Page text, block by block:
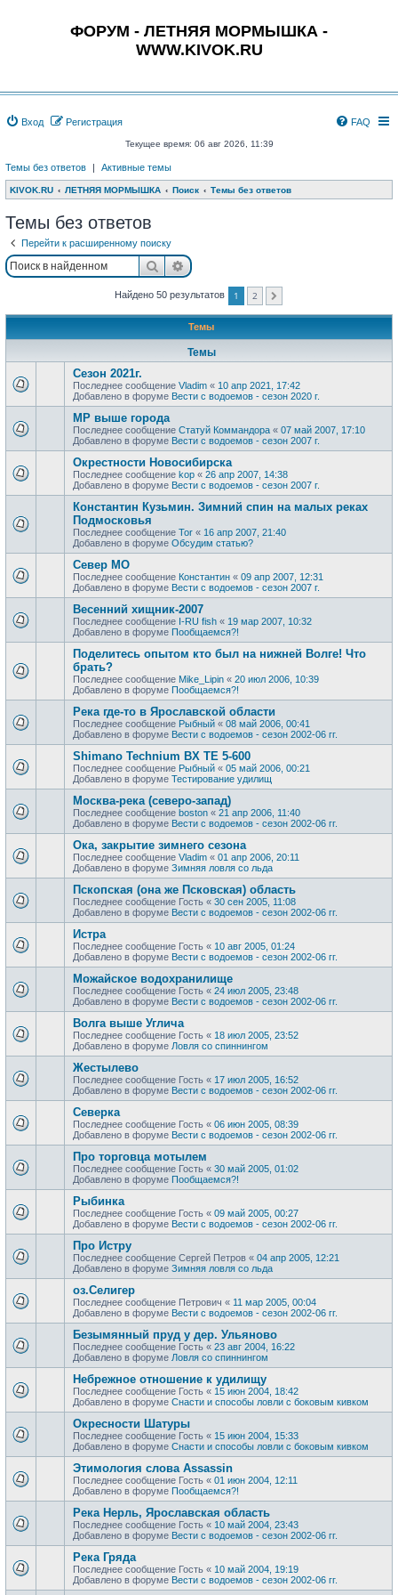
ФОРУМ - ЛЕТНЯЯ МОРМЫШКА -
WWW.KIVOK.RU
Вход Регистрация FAQ
Текущее время: 06 авг 2026, 11:39
Темы без ответов | Активные темы
KIVOK.RU ЛЕТНЯЯ МОРМЫШКА Поиск Темы без ответов
Темы без ответов
Перейти к расширенному поиску
ПоискРасширенный поиск
Найдено 50 результатов 1 2
Темы
Темы
Сезон 2021г.
Последнее сообщение Vladim « 10 апр 2021, 17:42
Добавлено в форуме Вести с водоемов - сезон 2020 г.
МР выше города
Последнее сообщение Статуй Коммандора « 07 май 2007, 17:10
Добавлено в форуме Вести с водоемов - сезон 2007 г.
Окрестности Новосибирска
Последнее сообщение kop « 26 апр 2007, 14:38
Добавлено в форуме Вести с водоемов - сезон 2007 г.
Константин Кузьмин. Зимний спин на малых реках
Подмосковья
Последнее сообщение Tor « 16 апр 2007, 21:40
Добавлено в форуме Обсудим статью?
Север МО
Последнее сообщение Константин « 09 апр 2007, 12:31
Добавлено в форуме Вести с водоемов - сезон 2007 г.
Весенний хищник-2007
Последнее сообщение I-RU fish « 19 мар 2007, 10:32
Добавлено в форуме Пообщаемся?!
Поделитесь опытом кто был на нижней Волге! Что
брать?
Последнее сообщение Mike_Lipin « 20 июл 2006, 10:39
Добавлено в форуме Пообщаемся?!
Река где-то в Ярославской области
Последнее сообщение Рыбный « 08 май 2006, 00:41
Добавлено в форуме Вести с водоемов - сезон 2002-06 гг.
Shimano Technium BX TE 5-600
Последнее сообщение Рыбный « 05 май 2006, 00:21
Добавлено в форуме Тестирование удилищ
Москва-река (северо-запад)
Последнее сообщение boston « 21 апр 2006, 11:40
Добавлено в форуме Вести с водоемов - сезон 2002-06 гг.
Ока, закрытие зимнего сезона
Последнее сообщение Vladim « 01 апр 2006, 20:11
Добавлено в форуме Зимняя ловля со льда
Пскопская (она же Псковская) область
Последнее сообщение Гость « 30 сен 2005, 11:08
Добавлено в форуме Вести с водоемов - сезон 2002-06 гг.
Истра
Последнее сообщение Гость « 10 авг 2005, 01:24
Добавлено в форуме Вести с водоемов - сезон 2002-06 гг.
Можайское водохранилище
Последнее сообщение Гость « 24 июл 2005, 23:48
Добавлено в форуме Вести с водоемов - сезон 2002-06 гг.
Волга выше Углича
Последнее сообщение Гость « 18 июл 2005, 23:52
Добавлено в форуме Ловля со спиннингом
Жестылево
Последнее сообщение Гость « 17 июл 2005, 16:52
Добавлено в форуме Вести с водоемов - сезон 2002-06 гг.
Cеверка
Последнее сообщение Гость « 06 июн 2005, 08:39
Добавлено в форуме Вести с водоемов - сезон 2002-06 гг.
Про торговца мотылем
Последнее сообщение Гость « 30 май 2005, 01:02
Добавлено в форуме Пообщаемся?!
Рыбинка
Последнее сообщение Гость « 09 май 2005, 00:27
Добавлено в форуме Вести с водоемов - сезон 2002-06 гг.
Про Истру
Последнее сообщение Сергей Петров « 04 апр 2005, 12:21
Добавлено в форуме Зимняя ловля со льда
оз.Селигер
Последнее сообщение Петрович « 11 мар 2005, 00:04
Добавлено в форуме Вести с водоемов - сезон 2002-06 гг.
Безымянный пруд у дер. Ульяново
Последнее сообщение Гость « 23 авг 2004, 16:22
Добавлено в форуме Ловля со спиннингом
Небрежное отношение к удилищу
Последнее сообщение Гость « 15 июн 2004, 18:42
Добавлено в форуме Снасти и способы ловли с боковым кивком
Окресности Шатуры
Последнее сообщение Гость « 15 июн 2004, 15:33
Добавлено в форуме Снасти и способы ловли с боковым кивком
Этимология слова Assassin
Последнее сообщение Гость « 01 июн 2004, 12:11
Добавлено в форуме Пообщаемся?!
Река Нерль, Ярославская область
Последнее сообщение Гость « 10 май 2004, 23:43
Добавлено в форуме Вести с водоемов - сезон 2002-06 гг.
Река Гряда
Последнее сообщение Гость « 10 май 2004, 19:19
Добавлено в форуме Вести с водоемов - сезон 2002-06 гг.